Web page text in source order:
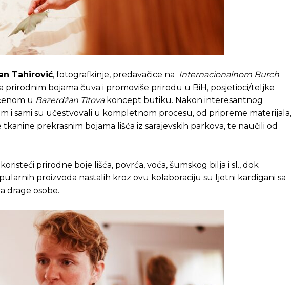
Tahirović, fotografkinje, predavačice na Internacionalnom Burch
prirodnim bojama čuva i promoviše prirodu u BiH, posjetioci/teljke
u Bazerdžan Titovakoncept butiku. Nakon interesantnog
i sami su učestvovali u kompletnom procesu, od pripreme materijala,
prekrasnim bojama lišća iz sarajevskih parkova, te naučili od
prirodne boje lišća, povrća, voća, šumskog bilja i sl., dok
proizvoda nastalih kroz ovu kolaboraciju su ljetni kardigani sa
drage osobe.